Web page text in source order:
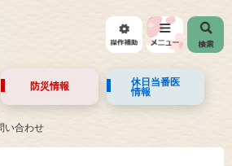
防災情報
休日当番医
情報
い合わせ